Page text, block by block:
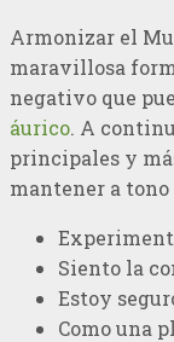
Armonizar el
maravillosa
negativo que
áurico. A
principales y
mantener a
Siento la
Estoy
Como una